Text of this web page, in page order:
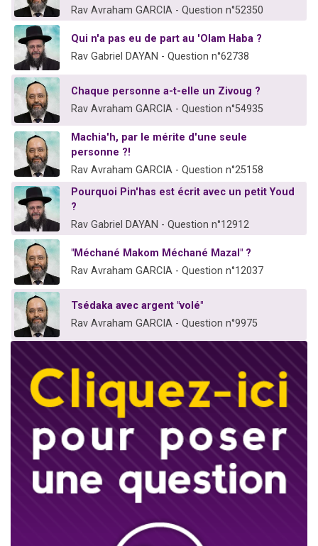
Rav Avraham GARCIA - Question n°52350
Qui n'a pas eu de part au 'Olam Haba ?
Rav Gabriel DAYAN - Question n°62738
Chaque personne a-t-elle un Zivoug ?
Rav Avraham GARCIA - Question n°54935
Machia'h, par le mérite d'une seule
personne ?!
Rav Avraham GARCIA - Question n°25158
Pourquoi Pin'has est écrit avec un petit Youd
?
Rav Gabriel DAYAN - Question n°12912
"Méchané Makom Méchané Mazal" ?
Rav Avraham GARCIA - Question n°12037
Tsédaka avec argent "volé"
Rav Avraham GARCIA - Question n°9975